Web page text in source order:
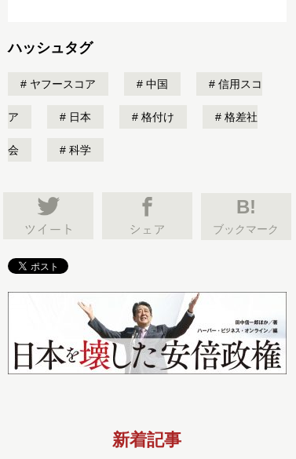
ハッシュタグ
ヤフースコア 中国 信用スコ
ア 日本 格付け 格差社
会 科学
B!
ブックマーク
新着記事